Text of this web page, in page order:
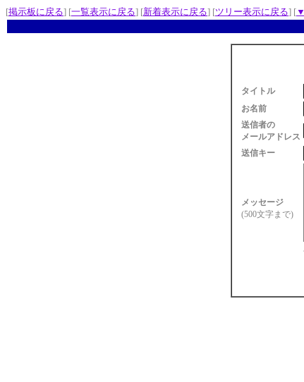
[掲示板に戻る] [一覧表示に戻る] [新着表示に戻る] [ツリー表示に戻る] [▼
タイトル
お名前
送信者の
メールアドレス
送信キー
メッセージ
(500文字まで)